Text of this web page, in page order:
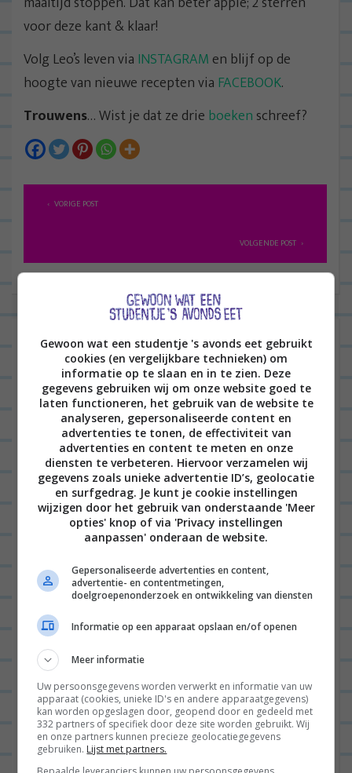
voor deze kant & klaar!
Volg Leo’s leven via INSTAGRAM en blijf op de
hoogte van nieuwe recepten via FACEBOOK.
Trouwens… Wist je dat ze drie boeken schreef?
B
i
VORIGE POST
VOLGENDE POST
2 reacties op “Kant & klaar #47:
Ovenburrito met beef en rijst van
Albert Heijn”
ELINE 11/02/2020 op 14:30
Ik had laats die met kip en daar zat
wel een degelijke hoeveelheid kip in.
Niet speciaal veel ofzo, maar wel
terug te vinden 😉
wel een wat kleine portie (en ik ben
echt geen grote eter). Gelukkig had
ik nog een zak dorito’s in huis, dat
paste er goed bij haha.
BEANTWOORDEN
ELSKE 11/02/2020 op 18:07
Eens hoor Eline, er had best
Gewoon wat een studentje 's avonds eet gebruikt
cookies (en vergelijkbare technieken) om
informatie op te slaan en in te zien. Deze
gegevens gebruiken wij om onze website goed te
laten functioneren, het gebruik van de website te
analyseren, gepersonaliseerde content en
advertenties te tonen, de effectiviteit van
advertenties en content te meten en onze
diensten te verbeteren. Hiervoor verzamelen wij
gegevens zoals unieke advertentie ID’s, geolocatie
en surfgedrag. Je kunt je cookie instellingen
wijzigen door het gebruik van onderstaande 'Meer
opties' knop of via 'Privacy instellingen
aanpassen' onderaan de website.
Gepersonaliseerde advertenties en content,
advertentie- en contentmetingen,
doelgroepenonderzoek en ontwikkeling van diensten
Informatie op een apparaat opslaan en/of openen
Meer informatie
Uw persoonsgegevens worden verwerkt en informatie van uw
apparaat (cookies, unieke ID's en andere apparaatgegevens)
kan worden opgeslagen door, geopend door en gedeeld met
332 partners of specifiek door deze site worden gebruikt. Wij
en onze partners kunnen precieze geolocatiegegevens
gebruiken. Lijst met partners.